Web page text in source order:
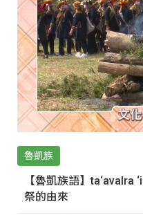
魯凱族
【魯凱族語】ta‘avalra
祭的由來